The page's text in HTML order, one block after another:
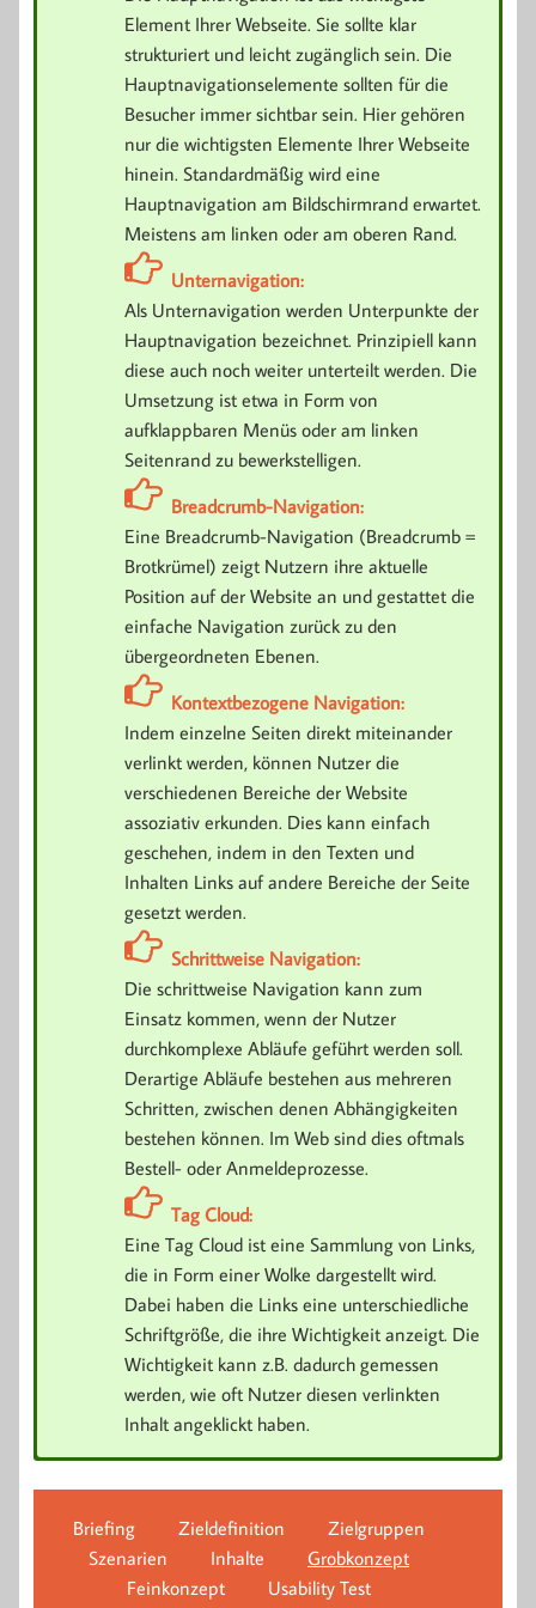
Element Ihrer Webseite. Sie sollte klar
strukturiert und leicht zugänglich sein. Die
Hauptnavigationselemente sollten für die
Besucher immer sichtbar sein. Hier gehören
nur die wichtigsten Elemente Ihrer Webseite
hinein. Standardmäßig wird eine
Hauptnavigation am Bildschirmrand erwartet.
Meistens am linken oder am oberen Rand.
Unternavigation:
Als Unternavigation werden Unterpunkte der
Hauptnavigation bezeichnet. Prinzipiell kann
diese auch noch weiter unterteilt werden. Die
Umsetzung ist etwa in Form von
aufklappbaren Menüs oder am linken
Seitenrand zu bewerkstelligen.
Breadcrumb-Navigation:
Eine Breadcrumb-Navigation (Breadcrumb =
Brotkrümel) zeigt Nutzern ihre aktuelle
Position auf der Website an und gestattet die
einfache Navigation zurück zu den
übergeordneten Ebenen.
Kontextbezogene Navigation:
Indem einzelne Seiten direkt miteinander
verlinkt werden, können Nutzer die
verschiedenen Bereiche der Website
assoziativ erkunden. Dies kann einfach
geschehen, indem in den Texten und
Inhalten Links auf andere Bereiche der Seite
gesetzt werden.
Schrittweise Navigation:
Die schrittweise Navigation kann zum
Einsatz kommen, wenn der Nutzer
durchkomplexe Abläufe geführt werden soll.
Derartige Abläufe bestehen aus mehreren
Schritten, zwischen denen Abhängigkeiten
bestehen können. Im Web sind dies oftmals
Bestell- oder Anmeldeprozesse.
Tag Cloud:
Eine Tag Cloud ist eine Sammlung von Links,
die in Form einer Wolke dargestellt wird.
Dabei haben die Links eine unterschiedliche
Schriftgröße, die ihre Wichtigkeit anzeigt. Die
Wichtigkeit kann z.B. dadurch gemessen
werden, wie oft Nutzer diesen verlinkten
Inhalt angeklickt haben.
Wireframes
Den Plan der künftigen Website skizzieren wir anhand
einer schematischen Darstellung. Hier wird über
Design entwickeln
Sind die Wireframes finalisiert, kann die „Schminke“
draufgelegt werden. Mögliche Vorgaben, was Farben oder
Briefing Zieldefinition
Zielgruppen
Szenarien
Inhalte
Grobkonzept
Feinkonzept
Usability Test